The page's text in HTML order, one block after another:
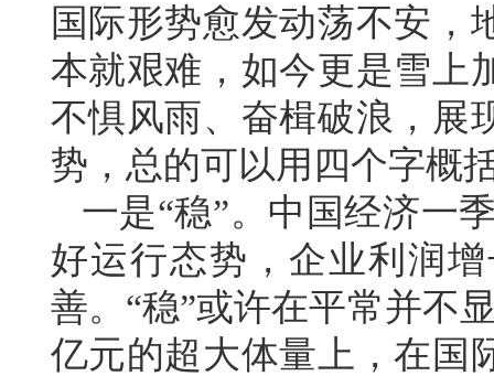
国际形势愈发动荡不安，
本就艰难，如今更是雪上
不惧风雨、奋楫破浪，展
势，总的可以用四个字概
一是“稳”。中国经济一
好运行态势，企业利润
善。“稳”或许在平常并不
亿元的超大体量上，在国